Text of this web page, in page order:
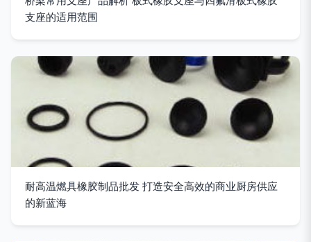
支座的适用范围
耐高温燃具橡胶制品批发 打造安全高效的商业厨房供应
的新蓝海